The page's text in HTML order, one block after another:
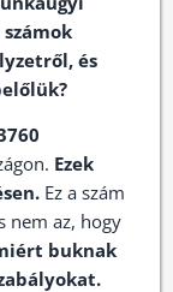
és
Ezek
Ez a szám
nem az, hogy
buknak